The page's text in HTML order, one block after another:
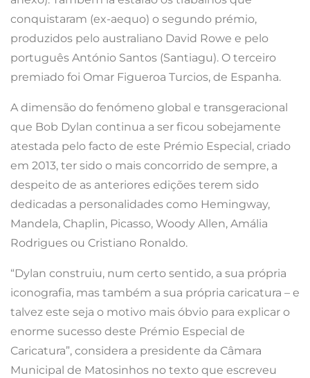
conquistaram (ex-aequo) o segundo prémio,
produzidos pelo australiano David Rowe e pelo
português António Santos (Santiagu). O terceiro
premiado foi Omar Figueroa Turcios, de Espanha.
A dimensão do fenómeno global e transgeracional
que Bob Dylan continua a ser ficou sobejamente
atestada pelo facto de este Prémio Especial, criado
em 2013, ter sido o mais concorrido de sempre, a
despeito de as anteriores edições terem sido
dedicadas a personalidades como Hemingway,
Mandela, Chaplin, Picasso, Woody Allen, Amália
Rodrigues ou Cristiano Ronaldo.
“Dylan construiu, num certo sentido, a sua própria
iconografia, mas também a sua própria caricatura – e
talvez este seja o motivo mais óbvio para explicar o
enorme sucesso deste Prémio Especial de
Caricatura”, considera a presidente da Câmara
Municipal de Matosinhos no texto que escreveu